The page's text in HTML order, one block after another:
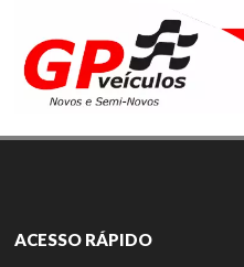
ACESSO RÁPIDO